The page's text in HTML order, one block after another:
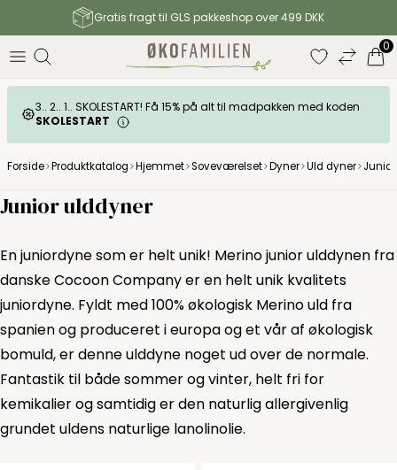
Gratis fragt til GLS pakkeshop over 499 DKK
0
3.. 2.. 1.. SKOLESTART! Få 15% på alt til madpakken med koden
SKOLESTART
Forside Produktkatalog Hjemmet Soveværelset Dyner Uld dyner
Junior ulddyner
En juniordyne som er helt unik! Merino junior ulddynen fra
danske Cocoon Company er en helt unik kvalitets
juniordyne. Fyldt med 100% økologisk Merino uld fra
spanien og produceret i europa og et vår af økologisk
bomuld, er denne ulddyne noget ud over de normale.
Fantastik til både sommer og vinter, helt fri for
kemikalier og samtidig er den naturlig allergivenlig
grundet uldens naturlige lanolinolie.